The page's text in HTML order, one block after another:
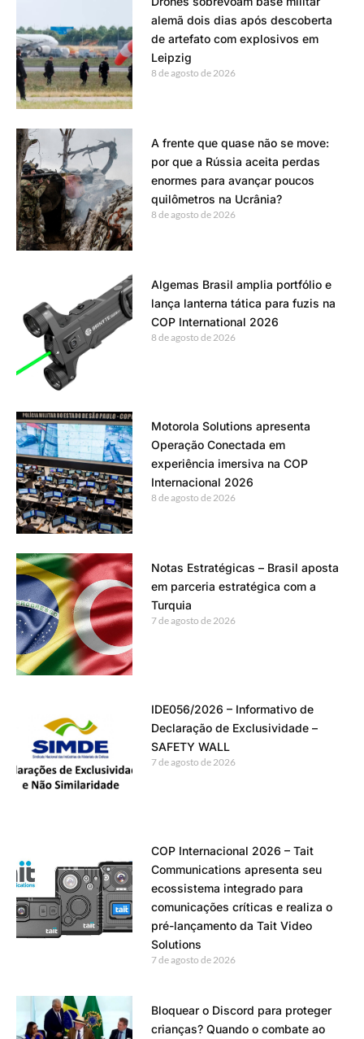
alemã dois dias após descoberta
de artefato com explosivos em
Leipzig
8 de agosto de 2026
A frente que quase não se move:
por que a Rússia aceita perdas
enormes para avançar poucos
quilômetros na Ucrânia?
8 de agosto de 2026
Algemas Brasil amplia portfólio e
lança lanterna tática para fuzis na
COP International 2026
8 de agosto de 2026
Motorola Solutions apresenta
Operação Conectada em
experiência imersiva na COP
Internacional 2026
8 de agosto de 2026
Notas Estratégicas – Brasil aposta
em parceria estratégica com a
Turquia
7 de agosto de 2026
IDE056/2026 – Informativo de
Declaração de Exclusividade –
SAFETY WALL
7 de agosto de 2026
COP Internacional 2026 – Tait
Communications apresenta seu
ecossistema integrado para
comunicações críticas e realiza o
pré-lançamento da Tait Video
Solutions
7 de agosto de 2026
Bloquear o Discord para proteger
crianças? Quando o combate ao